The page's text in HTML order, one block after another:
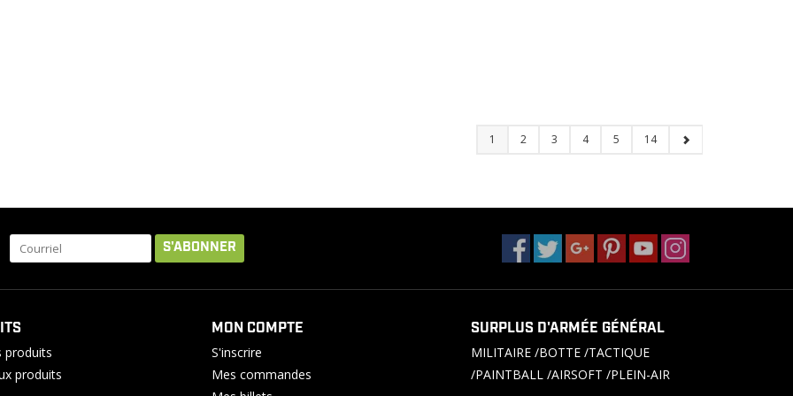
1 2 3 4 5 14
S'ABONNER
produits
produits
MON COMPTE
S'inscrire
Mes commandes
SURPLUS D'ARMÉE GÉNÉRAL
MILITAIRE /BOTTE /TACTIQUE
/PAINTBALL /AIRSOFT /PLEIN-AIR